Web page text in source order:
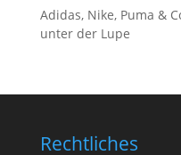
Adidas, Nike, Puma &
unter der Lupe
Rechtliches